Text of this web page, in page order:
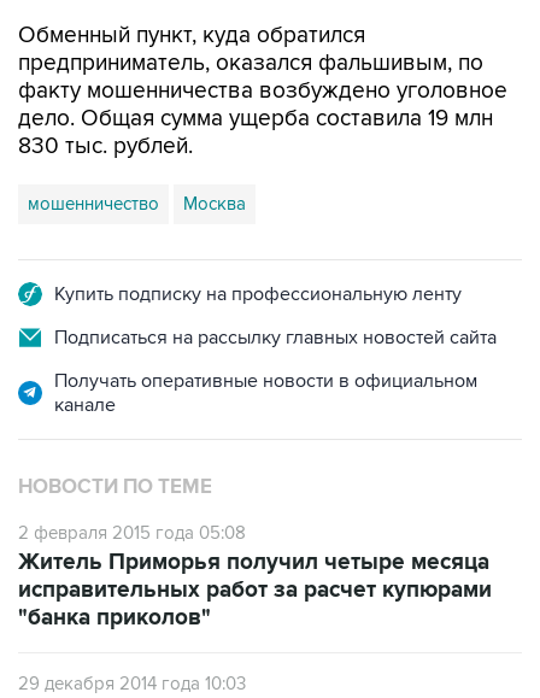
Обменный пункт, куда обратился
предприниматель, оказался фальшивым, по
факту мошенничества возбуждено уголовное
дело. Общая сумма ущерба составила 19 млн
830 тыс. рублей.
мошенничество Москва
Купить подписку на профессиональную ленту
Подписаться на рассылку главных новостей сайта
Получать оперативные новости в официальном
канале
НОВОСТИ ПО ТЕМЕ
2 февраля 2015 года 05:08
Житель Приморья получил четыре месяца
исправительных работ за расчет купюрами
"банка приколов"
29 декабря 2014 года 10:03